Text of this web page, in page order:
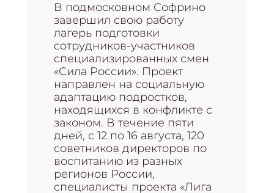
В подмосковном Софрино
завершил свою работу
лагерь подготовки
сотрудников-участников
специализированных смен
«Сила России». Проект
направлен на социальную
адаптацию подростков,
находящихся в конфликте с
законом. В течение пяти
дней, с 12 по 16 августа, 120
советников директоров по
воспитанию из разных
регионов России,
специалисты проекта «Лига